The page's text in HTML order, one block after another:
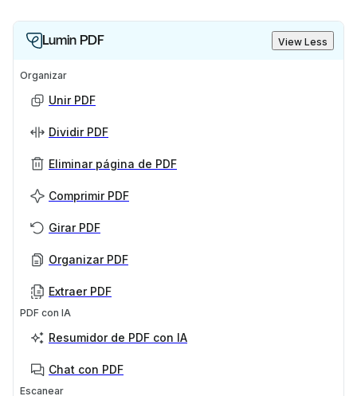
Lumin PDF View Less
Organizar
Unir PDF
Dividir PDF
Eliminar página de PDF
Comprimir PDF
Girar PDF
Organizar PDF
Extraer PDF
PDF con IA
Resumidor de PDF con IA
Chat con PDF
Escanear